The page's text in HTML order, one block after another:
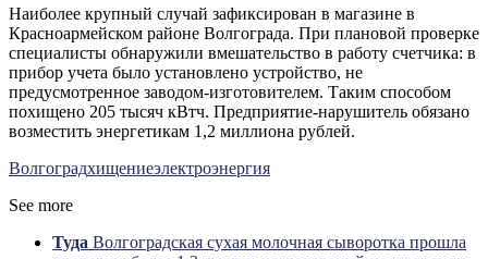
Наиболее крупный случай зафиксирован в магазине в
Красноармейском районе Волгограда. При плановой проверке
специалисты обнаружили вмешательство в работу счетчика: в
прибор учета было установлено устройство, не
предусмотренное заводом-изготовителем. Таким способом
похищено 205 тысяч кВтч. Предприятие-нарушитель обязано
возместить энергетикам 1,2 миллиона рублей.
Волгоградхищениеэлектроэнергия
See more
Туда Волгоградская сухая молочная сыворотка прошла